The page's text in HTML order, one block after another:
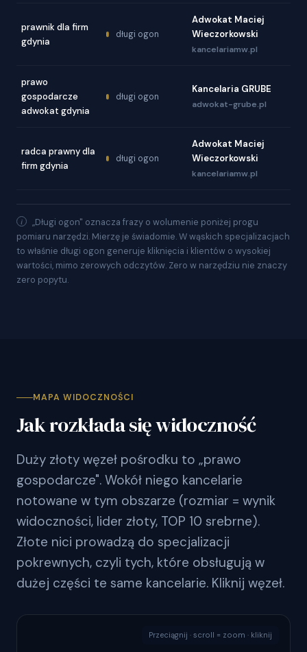
prawnik dla firm
gdynia
długi ogon
Adwokat Maciej
Wieczorkowski
kancelariamw.pl
prawo
gospodarcze
adwokat gdynia
długi ogon
Kancelaria GRUBE
adwokat-grube.pl
radca prawny dla
firm gdynia
długi ogon
Adwokat Maciej
Wieczorkowski
kancelariamw.pl
„Długi ogon" oznacza frazy o wolumenie poniżej progu
pomiaru narzędzi. Mierzę je świadomie. W wąskich specjalizacjach
to właśnie długi ogon generuje kliknięcia i klientów o wysokiej
wartości, mimo zerowych odczytów. Zero w narzędziu nie znaczy
zero popytu.
MAPA WIDOCZNOŚCI
Jak rozkłada się widoczność
Duży złoty węzeł pośrodku to „prawo
gospodarcze". Wokół niego kancelarie
notowane w tym obszarze (rozmiar = wynik
widoczności, lider złoty, TOP 10 srebrne).
Złote nici prowadzą do specjalizacji
pokrewnych, czyli tych, które obsługują w
dużej części te same kancelarie. Kliknij węzeł.
Przeciągnij · scroll = zoom · kliknij